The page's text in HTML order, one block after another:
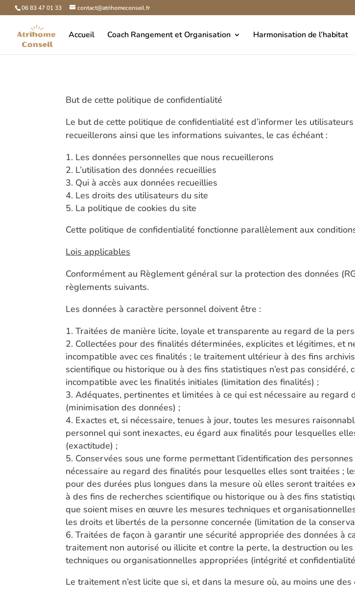
06 83 47 01 33 contact@atrihomeconseil.fr
Accueil Coach Rangement et Organisation Harmonisation de l’habitat
But de cette politique de confidentialité
Le but de cette politique de confidentialité est d’informer les
recueillerons ainsi que les informations suivantes, le cas échéant :
Les données personnelles que nous recueillerons
L’utilisation des données recueillies
Qui à accès aux données recueillies
Les droits des utilisateurs du site
La politique de cookies du site
Cette politique de confidentialité fonctionne parallèlement aux
Lois applicables
Conformément au Règlement général sur la protection des données
règlements suivants.
Les données à caractère personnel doivent être :
Traitées de manière licite, loyale et transparente au regard de la
Collectées pour des finalités déterminées, explicites et légitimes, et
incompatible avec ces finalités ; le traitement ultérieur à des fins
scientifique ou historique ou à des fins statistiques n’est pas
incompatible avec les finalités initiales (limitation des finalités) ;
Adéquates, pertinentes et limitées à ce qui est nécessaire au
(minimisation des données) ;
Exactes et, si nécessaire, tenues à jour, toutes les mesures
personnel qui sont inexactes, eu égard aux finalités pour lesquelles
(exactitude) ;
Conservées sous une forme permettant l’identification des
nécessaire au regard des finalités pour lesquelles elles sont traitées ;
pour des durées plus longues dans la mesure où elles seront traitées
à des fins de recherches scientifique ou historique ou à des fins
que soient mises en œuvre les mesures techniques et
les droits et libertés de la personne concernée (limitation de la
Traitées de façon à garantir une sécurité appropriée des données à
traitement non autorisé ou illicite et contre la perte, la destruction ou
techniques ou organisationnelles appropriées (intégrité et
Le traitement n’est licite que si, et dans la mesure où, au moins une